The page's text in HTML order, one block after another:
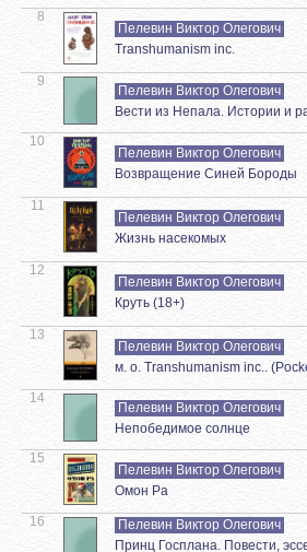
8
Пелевин Виктор Олегович
Transhumanism inc.
9
Пелевин Виктор Олегович
Вести из Непала. Истории и
10
Пелевин Виктор Олегович
Возвращение Синей Бороды
11
Пелевин Виктор Олегович
Жизнь насекомых
12
Пелевин Виктор Олегович
Круть (18+)
13
Пелевин Виктор Олегович
м. о. Transhumanism inc..
14
Пелевин Виктор Олегович
Непобедимое солнце
15
Пелевин Виктор Олегович
Омон Ра
16
Пелевин Виктор Олегович
Принц Госплана. Повести,